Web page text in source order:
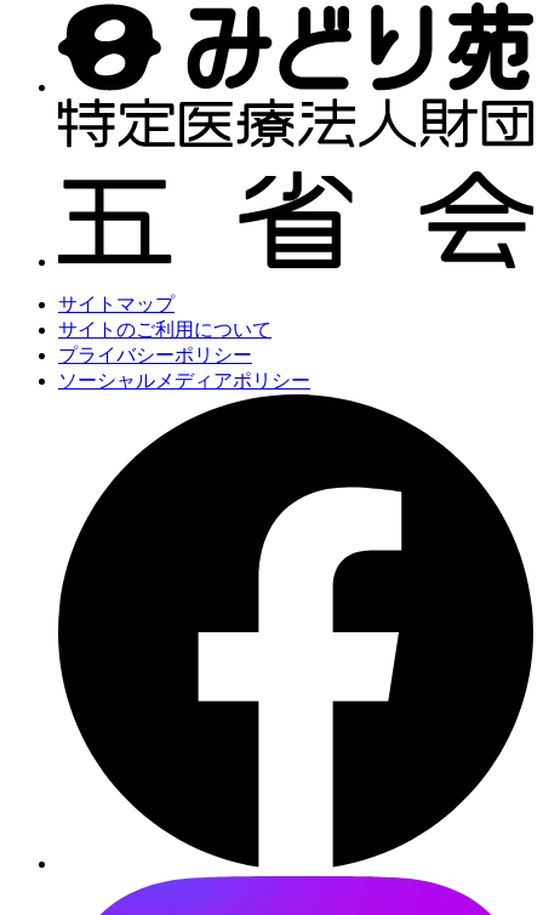
サイトマップ
サイトのご利用について
プライバシーポリシー
ソーシャルメディアポリシー